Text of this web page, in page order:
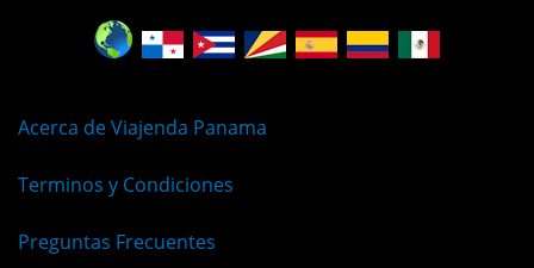
Acerca de Viajenda Panama
Terminos y Condiciones
Preguntas Frecuentes